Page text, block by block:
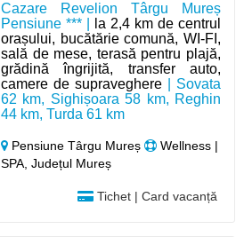
Cazare Revelion Târgu Mureș
Pensiune *** |
la 2,4 km de centrul
orașului, bucătărie comună, WI-FI,
sală de mese, terasă pentru plajă,
grădină îngrijită, transfer auto,
camere de supraveghere | Sovata
62 km, Sighișoara 58 km, Reghin
44 km, Turda 61 km
Pensiune Târgu Mureș
Wellness |
SPA, Județul Mureș
Tichet | Card vacanță